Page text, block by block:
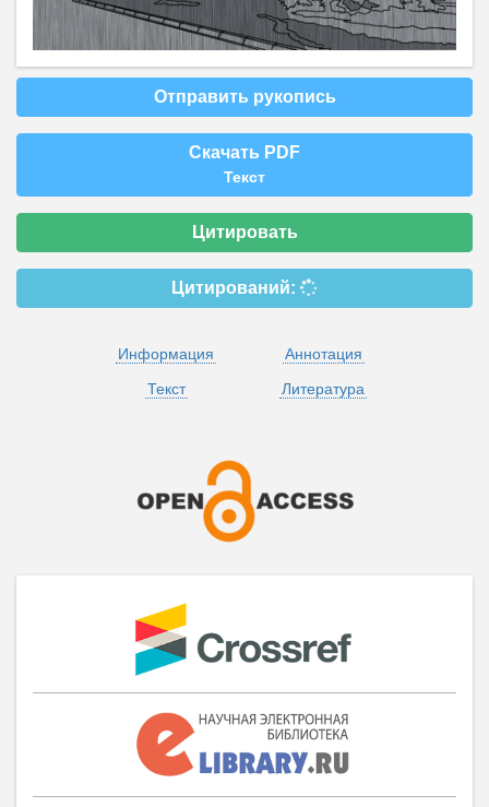
Отправить рукопись
Скачать PDF
Текст
Цитировать
Цитирований:
Информация
Аннотация
Текст
Литература